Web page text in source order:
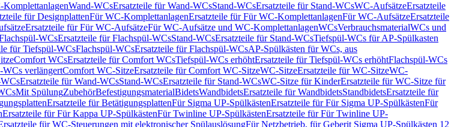
Wand-WCsErsatzteile für Wand-WCsStand-WCsErsatzteile für Stand-WCsWC-AufsätzeErsatzteile
für DesignplattenFür WC-KomplettanlagenErsatzteile für Für WC-KomplettanlagenFür WC-AufsätzeErsatzteile
Ersatzteile für Für WC-AufsätzeFür WC-Aufsätze und WC-KomplettanlagenWCsVerbrauchsmaterialWCs und
WCsErsatzteile für Flachspül-WCsStand-WCsErsatzteile für Stand-WCsTiefspül-WCs für AP-Spülkasten
für Tiefspül-WCsFlachspül-WCsErsatzteile für Flachspül-WCsAP-Spülkästen für WCs, aus
Comfort WCsErsatzteile für Comfort WCsTiefspül-WCs erhöhtErsatzteile für Tiefspül-WCs erhöhtFlachspül-WCs
WCs verlängertComfort WC-SitzeErsatzteile für Comfort WC-SitzeWC-SitzeErsatzteile für WC-SitzeWC-
Ersatzteile für Wand-WCsStand-WCsErsatzteile für Stand-WCsWC-Sitze für KinderErsatzteile für WC-Sitze für
Mit SpülungZubehörBefestigungsmaterialBidetsWandbidetsErsatzteile für WandbidetsStandbidetsErsatzteile für
Ersatzteile für BetätigungsplattenFür Sigma UP-SpülkästenErsatzteile für Für Sigma UP-SpülkästenFür
Ersatzteile für Für Kappa UP-SpülkästenFür Twinline UP-SpülkästenErsatzteile für Für Twinline UP-
für WC-Steuerungen mit elektronischer SpülauslösungFür Netzbetrieb, für Geberit Sigma UP-Spülkästen 12